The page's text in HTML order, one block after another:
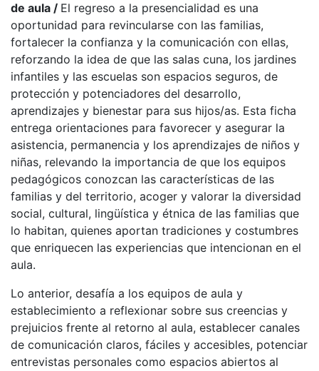
de aula / El regreso a la presencialidad es una
oportunidad para revincularse con las familias,
fortalecer la confianza y la comunicación con ellas,
reforzando la idea de que las salas cuna, los jardines
infantiles y las escuelas son espacios seguros, de
protección y potenciadores del desarrollo,
aprendizajes y bienestar para sus hijos/as. Esta ficha
entrega orientaciones para favorecer y asegurar la
asistencia, permanencia y los aprendizajes de niños y
niñas, relevando la importancia de que los equipos
pedagógicos conozcan las características de las
familias y del territorio, acoger y valorar la diversidad
social, cultural, lingüística y étnica de las familias que
lo habitan, quienes aportan tradiciones y costumbres
que enriquecen las experiencias que intencionan en el
aula.
Lo anterior, desafía a los equipos de aula y
establecimiento a reflexionar sobre sus creencias y
prejuicios frente al retorno al aula, establecer canales
de comunicación claros, fáciles y accesibles, potenciar
entrevistas personales como espacios abiertos al